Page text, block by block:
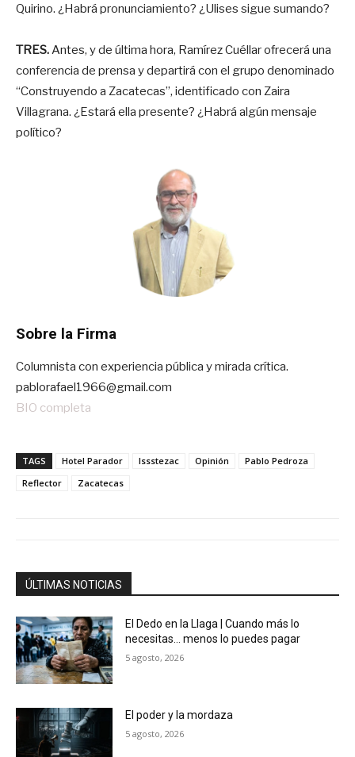
Quirino. ¿Habrá pronunciamiento? ¿Ulises sigue sumando?
TRES.Antes, y de última hora, Ramírez Cuéllar ofrecerá una
conferencia de prensa y departirá con el grupo denominado
“Construyendo a Zacatecas”, identificado con Zaira
Villagrana. ¿Estará ella presente? ¿Habrá algún mensaje
político?
Sobre la Firma
Columnista con experiencia pública y mirada crítica.
pablorafael1966@gmail.com
BIO completa
TAGS Hotel Parador Issstezac Opinión
Pablo Pedroza
Reflector
Zacatecas
ÚLTIMAS NOTICIAS
El Dedo en la Llaga | Cuando más lo
necesitas… menos lo puedes pagar
5 agosto, 2026
El poder y la mordaza
5 agosto, 2026